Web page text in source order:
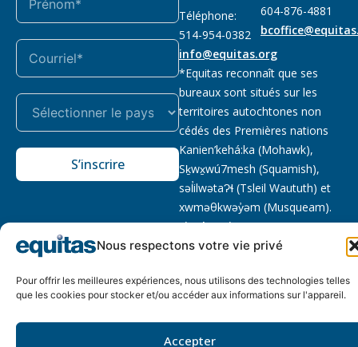
Nous respectons votre vie privé
Pour offrir les meilleures expériences, nous utilisons des technologies telles
que les cookies pour stocker et/ou accéder aux informations sur l'appareil.
Accepter
S’inscrire
Téléphone:
514-954-0382
info@equitas.org
604-876-4881
*Equitas reconnaît que ses
bureaux sont situés sur les
territoires autochtones non
cédés des Premières nations
Kanien’kehá:ka (Mohawk),
Sḵwx̱wú7mesh (Squamish),
səl̓ilwətaɁɬ (Tsleil Waututh) et
xwməθkwəy̓əm (Musqueam).
Lire la suite
Notre politique
de
confidentialité
bienfaisance enregistré
:
118833292RR0001
droits réservés, site par
Phil